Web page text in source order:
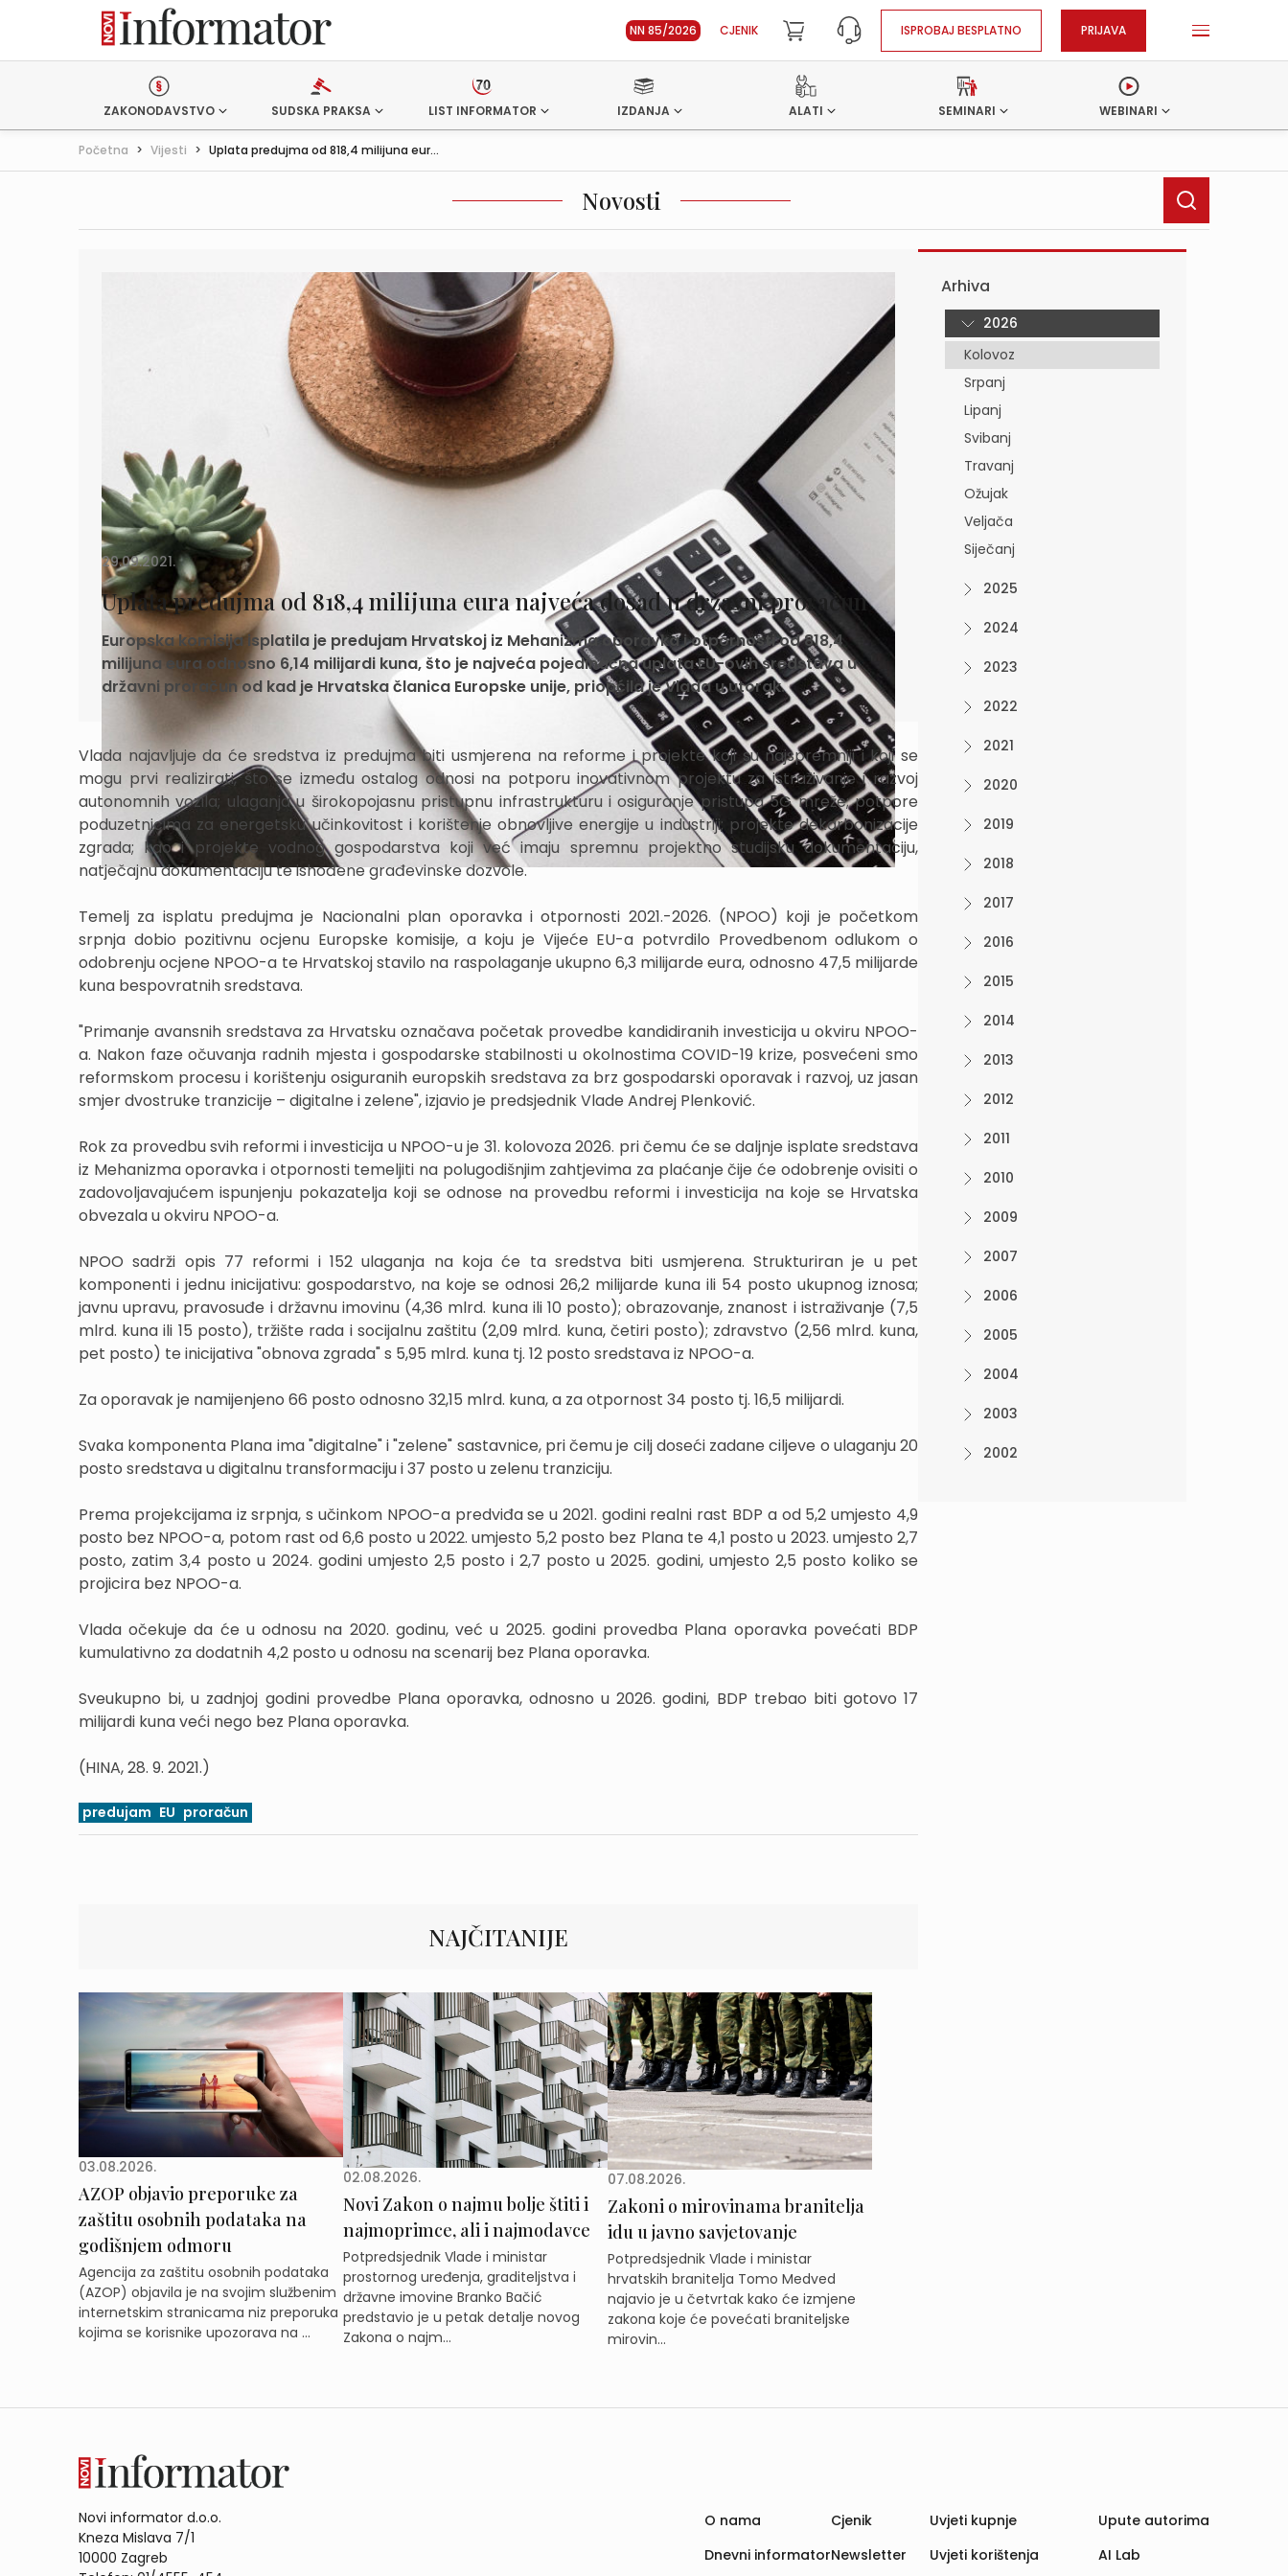
NN 85/2026 CJENIK ISPROBAJ BESPLATNO PRIJAVA
ZAKONODAVSTVO SUDSKA PRAKSA LIST INFORMATOR IZDANJA ALATI SEMINARI WEBINARI
Početna > Vijesti > Uplata predujma od 818,4 milijuna eur...
Novosti
29.09.2021.
Uplata predujma od 818,4 milijuna eura najveća dosad u državni proračun
Europska komisija isplatila je predujam Hrvatskoj iz Mehanizma oporavka i otpornosti od 818,4
milijuna eura odnosno 6,14 milijardi kuna, što je najveća pojedinačna uplata EU-ovih sredstava u
državni proračun od kad je Hrvatska članica Europske unije, priopćila je Vlada u utorak.
Vlada najavljuje da će sredstva iz predujma biti usmjerena na reforme i projekte koji su najspremniji i koji se
mogu prvi realizirati, što se između ostalog odnosi na potporu inovativnom projektu za istraživanje i razvoj
autonomnih vozila; ulaganja u širokopojasnu pristupnu infrastrukturu i osiguranje pristupa 5G mreže; potpore
poduzetnicima za energetsku učinkovitost i korištenje obnovljive energije u industriji; projekte dekarbonizacije
zgrada; kao i projekte vodnog gospodarstva koji već imaju spremnu projektno studijsku dokumentaciju,
natječajnu dokumentaciju te ishođene građevinske dozvole.
Temelj za isplatu predujma je Nacionalni plan oporavka i otpornosti 2021.-2026. (NPOO) koji je početkom
srpnja dobio pozitivnu ocjenu Europske komisije, a koju je Vijeće EU-a potvrdilo Provedbenom odlukom o
odobrenju ocjene NPOO-a te Hrvatskoj stavilo na raspolaganje ukupno 6,3 milijarde eura, odnosno 47,5 milijarde
kuna bespovratnih sredstava.
"Primanje avansnih sredstava za Hrvatsku označava početak provedbe kandidiranih investicija u okviru NPOO-
a. Nakon faze očuvanja radnih mjesta i gospodarske stabilnosti u okolnostima COVID-19 krize, posvećeni smo
reformskom procesu i korištenju osiguranih europskih sredstava za brz gospodarski oporavak i razvoj, uz jasan
smjer dvostruke tranzicije – digitalne i zelene", izjavio je predsjednik Vlade Andrej Plenković.
Rok za provedbu svih reformi i investicija u NPOO-u je 31. kolovoza 2026. pri čemu će se daljnje isplate sredstava
iz Mehanizma oporavka i otpornosti temeljiti na polugodišnjim zahtjevima za plaćanje čije će odobrenje ovisiti o
zadovoljavajućem ispunjenju pokazatelja koji se odnose na provedbu reformi i investicija na koje se Hrvatska
obvezala u okviru NPOO-a.
NPOO sadrži opis 77 reformi i 152 ulaganja na koja će ta sredstva biti usmjerena. Strukturiran je u pet
komponenti i jednu inicijativu: gospodarstvo, na koje se odnosi 26,2 milijarde kuna ili 54 posto ukupnog iznosa;
javnu upravu, pravosuđe i državnu imovinu (4,36 mlrd. kuna ili 10 posto); obrazovanje, znanost i istraživanje (7,5
mlrd. kuna ili 15 posto), tržište rada i socijalnu zaštitu (2,09 mlrd. kuna, četiri posto); zdravstvo (2,56 mlrd. kuna,
pet posto) te inicijativa "obnova zgrada" s 5,95 mlrd. kuna tj. 12 posto sredstava iz NPOO-a.
Za oporavak je namijenjeno 66 posto odnosno 32,15 mlrd. kuna, a za otpornost 34 posto tj. 16,5 milijardi.
Svaka komponenta Plana ima "digitalne" i "zelene" sastavnice, pri čemu je cilj doseći zadane ciljeve o ulaganju 20
posto sredstava u digitalnu transformaciju i 37 posto u zelenu tranziciju.
Prema projekcijama iz srpnja, s učinkom NPOO-a predviđa se u 2021. godini realni rast BDP a od 5,2 umjesto 4,9
posto bez NPOO-a, potom rast od 6,6 posto u 2022. umjesto 5,2 posto bez Plana te 4,1 posto u 2023. umjesto 2,7
posto, zatim 3,4 posto u 2024. godini umjesto 2,5 posto i 2,7 posto u 2025. godini, umjesto 2,5 posto koliko se
projicira bez NPOO-a.
Vlada očekuje da će u odnosu na 2020. godinu, već u 2025. godini provedba Plana oporavka povećati BDP
kumulativno za dodatnih 4,2 posto u odnosu na scenarij bez Plana oporavka.
Sveukupno bi, u zadnjoj godini provedbe Plana oporavka, odnosno u 2026. godini, BDP trebao biti gotovo 17
milijardi kuna veći nego bez Plana oporavka.
(HINA, 28. 9. 2021.)
predujam EU proračun
NAJČITANIJE
03.08.2026.
AZOP objavio preporuke za
zaštitu osobnih podataka na
godišnjem odmoru
Agencija za zaštitu osobnih podataka
(AZOP) objavila je na svojim službenim
internetskim stranicama niz preporuka
kojima se korisnike upozorava na ...
02.08.2026.
Novi Zakon o najmu bolje štiti i
najmoprimce, ali i najmodavce
Potpredsjednik Vlade i ministar
prostornog uređenja, graditeljstva i
državne imovine Branko Bačić
predstavio je u petak detalje novog
Zakona o najm...
07.08.2026.
Zakoni o mirovinama branitelja
idu u javno savjetovanje
Potpredsjednik Vlade i ministar
hrvatskih branitelja Tomo Medved
najavio je u četvrtak kako će izmjene
zakona koje će povećati braniteljske
mirovin...
Arhiva
2026
Kolovoz
Srpanj
Lipanj
Svibanj
Travanj
Ožujak
Veljača
Siječanj
2025
2024
2023
2022
2021
2020
2019
2018
2017
2016
2015
2014
2013
2012
2011
2010
2009
2007
2006
2005
2004
2003
2002
Novi informator d.o.o.
Kneza Mislava 7/1
10000 Zagreb
O nama
Dnevni informator
Cjenik
Newsletter
Uvjeti kupnje
Uvjeti korištenja
Upute autorima
AI Lab